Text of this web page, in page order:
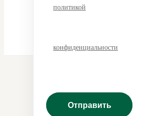
политикой
конфиденциальности
от 340